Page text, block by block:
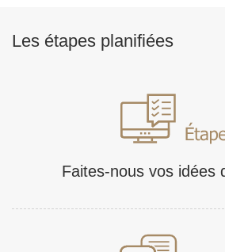
Les étapes planifiées
Faites-nous vos idées